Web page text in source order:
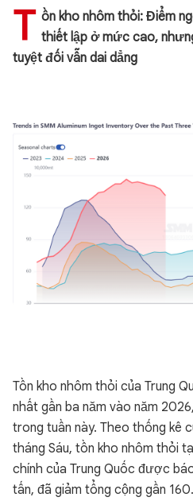
T ồn kho nhôm thỏi: Điểm
thiết lập ở mức cao,
tuyệt đối vẫn dai dẳng
Tồn kho nhôm thỏi của Trung
nhất gần ba năm vào năm
trong tuần này. Theo thống kê
tháng Sáu, tồn kho nhôm thỏi
chính của Trung Quốc được
tấn, đã giảm tổng cộng gần